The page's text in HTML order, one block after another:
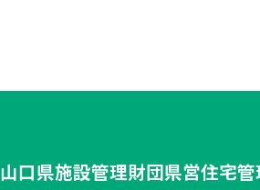
山口県施設管理財団 県営住宅